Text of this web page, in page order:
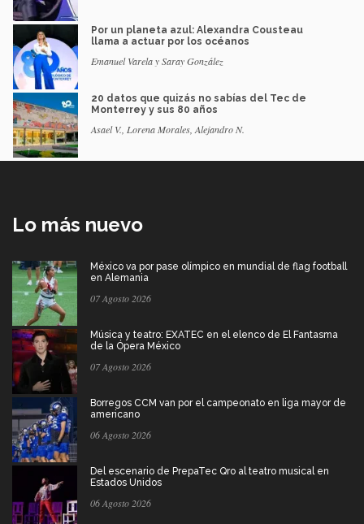
Por un planeta azul: Alexandra Cousteau
llama a actuar por los océanos
Emanuel Varela y Saray González
20 datos que quizás no sabías del Tec de
Monterrey y sus 80 años
Asael V., Lorena Morales, Alejandro N.
Lo más nuevo
México va por pase olímpico en mundial de flag football
en Alemania
07 Agosto 2026
Música y teatro: EXATEC en el elenco de El Fantasma
de la Ópera México
07 Agosto 2026
Borregos CCM van por el campeonato en liga mayor de
americano
06 Agosto 2026
Del escenario de PrepaTec Qro al teatro musical en
Estados Unidos
06 Agosto 2026